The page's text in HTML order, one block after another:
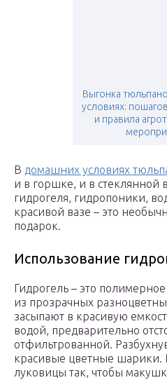
Выгонка
условиях:
и правила
В домашних условиях
и в горшке, и в стеклянной
гидрогеля, гидропоники,
красивой вазе – это
подарок.
Использование
Гидрогель – это
из прозрачных
засыпают в красивую
водой, предварительно
отфильтрованной.
красивые цветные
луковицы так, чтобы